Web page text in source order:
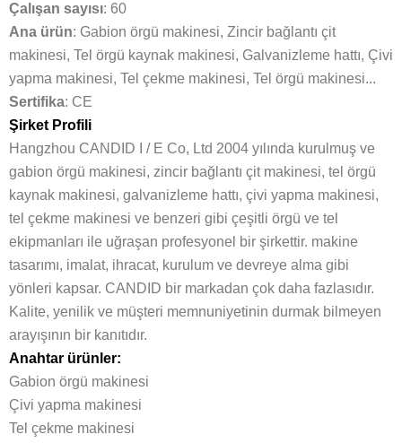
Çalışan sayısı: 60
Ana ürün: Gabion örgü makinesi, Zincir bağlantı çit
makinesi, Tel örgü kaynak makinesi, Galvanizleme hattı, Çivi
yapma makinesi, Tel çekme makinesi, Tel örgü makinesi...
Sertifika: CE
Şirket Profili
Hangzhou CANDID I / E Co, Ltd 2004 yılında kurulmuş ve
gabion örgü makinesi, zincir bağlantı çit makinesi, tel örgü
kaynak makinesi, galvanizleme hattı, çivi yapma makinesi,
tel çekme makinesi ve benzeri gibi çeşitli örgü ve tel
ekipmanları ile uğraşan profesyonel bir şirkettir. makine
tasarımı, imalat, ihracat, kurulum ve devreye alma gibi
yönleri kapsar. CANDID bir markadan çok daha fazlasıdır.
Kalite, yenilik ve müşteri memnuniyetinin durmak bilmeyen
arayışının bir kanıtıdır.
Anahtar ürünler:
Gabion örgü makinesi
Çivi yapma makinesi
Tel çekme makinesi